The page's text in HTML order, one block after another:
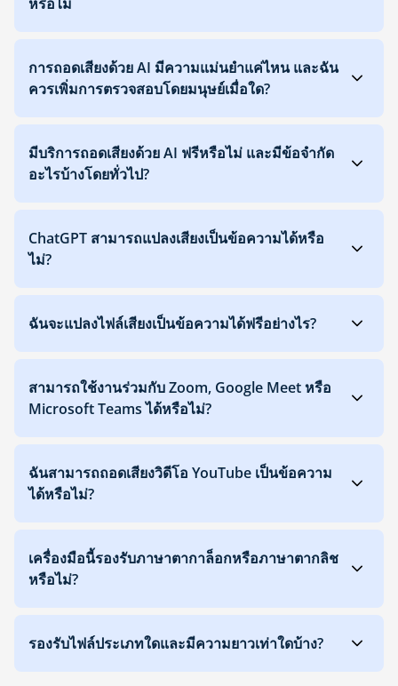
การถอดเสียงด้วย AI มีความแม่นยำแค่ไหน และฉัน
ควรเพิ่มการตรวจสอบโดยมนุษย์เมื่อใด?
มีบริการถอดเสียงด้วย AI ฟรีหรือไม่ และมีข้อจำกัด
อะไรบ้างโดยทั่วไป?
ChatGPT สามารถแปลงเสียงเป็นข้อความได้หรือ
ไม่?
ฉันจะแปลงไฟล์เสียงเป็นข้อความได้ฟรีอย่างไร?
สามารถใช้งานร่วมกับ Zoom, Google Meet หรือ
Microsoft Teams ได้หรือไม่?
ฉันสามารถถอดเสียงวิดีโอ YouTube เป็นข้อความ
ได้หรือไม่?
เครื่องมือนี้รองรับภาษาตากาล็อกหรือภาษาตากลิช
หรือไม่?
รองรับไฟล์ประเภทใดและมีความยาวเท่าใดบ้าง?